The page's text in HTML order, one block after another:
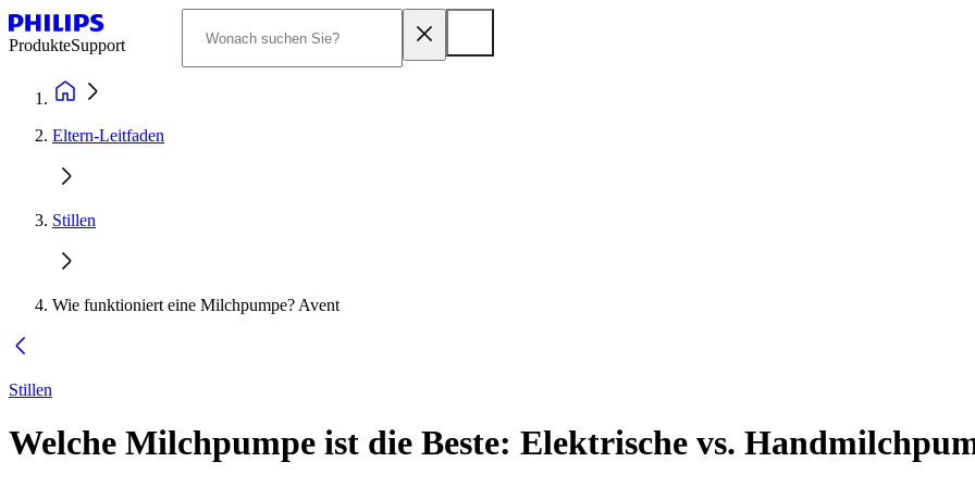
ProdukteSupport
Eltern-Leitfaden
Stillen
Wie funktioniert eine Milchpumpe? Avent
Stillen
Welche Milchpumpe ist die Beste: Elektrische vs.